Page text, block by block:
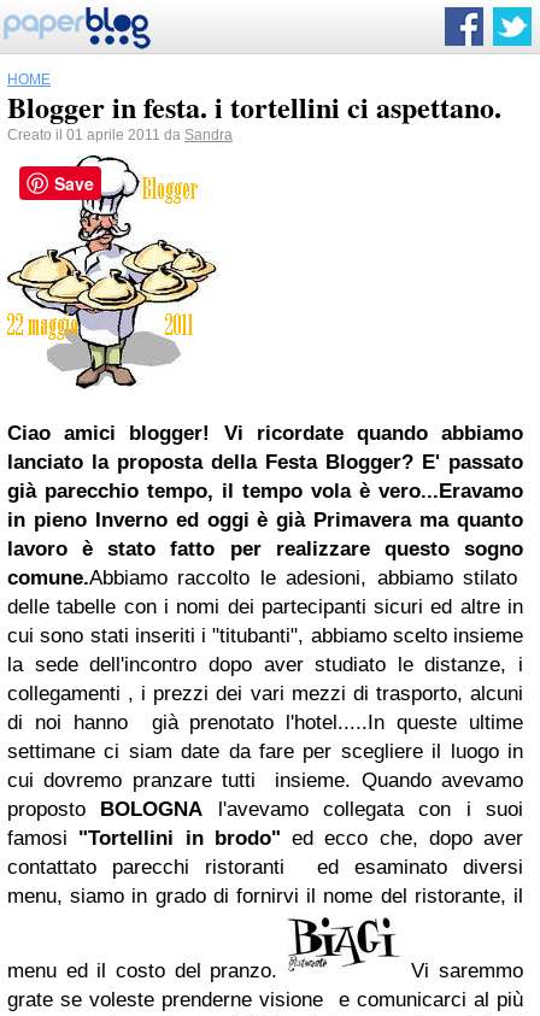
HOME
Blogger in festa. i tortellini ci aspettano.
Creato il 01 aprile 2011 da Sandra
Ciao amici blogger! Vi ricordate quando abbiamo
lanciato la proposta della Festa Blogger? E' passato
già parecchio tempo, il tempo vola è vero...Eravamo
in pieno Inverno ed oggi è già Primavera ma quanto
lavoro è stato fatto per realizzare questo sogno
comune.Abbiamo raccolto le adesioni, abbiamo stilato
delle tabelle con i nomi dei partecipanti sicuri ed altre in
cui sono stati inseriti i "titubanti", abbiamo scelto insieme
la sede dell'incontro dopo aver studiato le distanze, i
collegamenti , i prezzi dei vari mezzi di trasporto, alcuni
di noi hanno già prenotato l'hotel.....In queste ultime
settimane ci siam date da fare per scegliere il luogo in
cui dovremo pranzare tutti insieme. Quando avevamo
proposto BOLOGNA l'avevamo collegata con i suoi
famosi "Tortellini in brodo" ed ecco che, dopo aver
contattato parecchi ristoranti ed esaminato diversi
menu, siamo in grado di fornirvi il nome del ristorante, il
menu ed il costo del pranzo.
Vi saremmo
grate se voleste prenderne visione e comunicarci al più
Save